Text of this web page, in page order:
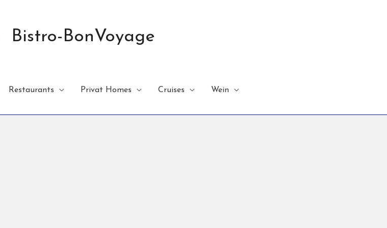
Bistro-BonVoyage
Restaurants Privat Homes Cruises Wein